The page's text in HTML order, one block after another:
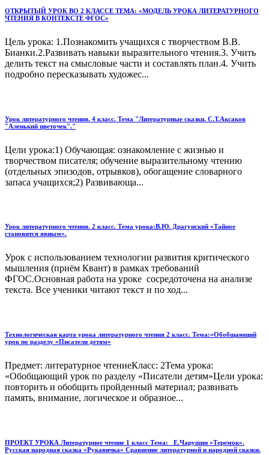
ОТКРЫТЫЙ УРОК ВО 2 КЛАССЕ ТЕМА: «МОДЕЛЬ УРОКА ЛИТЕРАТУРНОГО
ЧТЕНИЯ В КОНТЕКСТЕ ФГОС»
Цель урока: 1.Познакомить учащихся с творчеством В.В.
Бианки.2.Развивать навыки выразительного чтения.3. Учить
делить текст на смысловые части и составлять план.4. Учить
подробно пересказывать художес...
Урок литературного чтения. 4 класс. Тема "Литературные сказки. С.Т.Аксаков
"Аленький цветочек"."
Цели урока:1) Обучающая: ознакомление с жизнью и
творчеством писателя; обучение выразительному чтению
(отдельных эпизодов, отрывков), обогащение словарного
запаса учащихся;2) Развивающа...
Урок литературного чтения. 2 класс. Тема урока:В.Ю. Драгунский «Тайное
становится явным».
Урок с использованием технологии развития критического
мышления (приём Квант) в рамках требований
ФГОС.Основная работа на уроке сосредоточена на анализе
текста. Все ученики читают текст и по ход...
Технологическая карта урока литературного чтения 2 класс. Тема:«Обобщающий
урок по разделу «Писатели детям»
Предмет: литературное чтениеКласс: 2Тема урока:
«Обобщающий урок по разделу «Писатели детям»Цели урока:
повторить и обобщить пройденный материал; развивать
память, внимание, логическое и образное...
ПРОЕКТ УРОКА Литературное чтение 1 класс Тема: _Е.Чарушин «Теремок».
Русская народная сказка «Рукавичка» Сравнение литературной и народной сказки.